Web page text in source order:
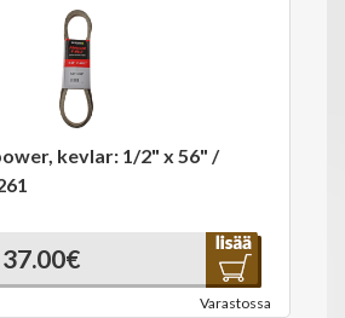
kevlar: 1/2" x 56" /
37.00€
Varastossa